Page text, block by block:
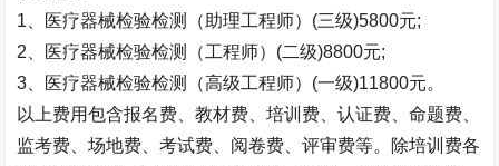
1 、医疗器械检验检测（助理工程师） (三级)5800元;
2 、医疗器械检验检测（工程师） (二级)8800元;
3 、医疗器械检验检测（高级工程师） (一级)11800元。
以上费用包含报名费、教材费、培训费、认证费、命题费、
监考费、场地费、考试费、阅卷费、评审费等。除培训费各